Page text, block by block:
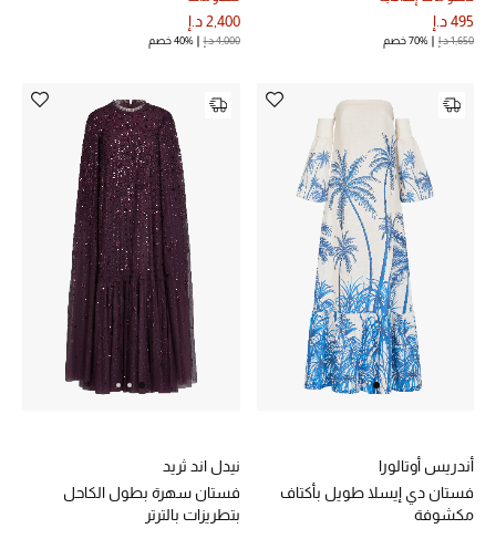
495 د.إ
1,650 د.إ 70% خصم
2,400 د.إ
4,000 د.إ 40% خصم
أندريس أوتالورا
فستان دي إيسلا طويل بأكتاف
مكشوفة
نيدل اند ثريد
فستان سهرة بطول الكاحل
بتطريزات بالترتر